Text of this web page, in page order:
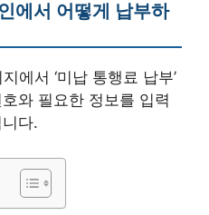
에서 어떻게 납부하
에서 ‘미납 통행료 납부’
와 필요한 정보를 입력
다.